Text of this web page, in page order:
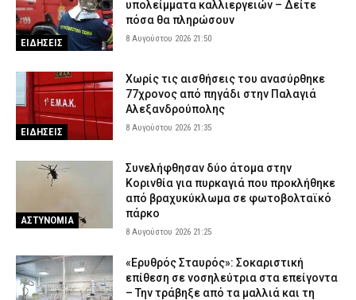
Ελλάδα
ΑΣΤΥΝΟΜΙΑ 8 Αυγούστου 2026 14:04
Κέρκυρα
ΑΣΤΥΝΟΜΙΑ 8 Αυγούστου 2026 13:51
ΕΙΔΗΣΕΙΣ
υπολείμματα καλλιεργειών – Δείτε
πόσα θα πληρώσουν
8 Αυγούστου 2026 21:50
ΕΙΔΗΣΕΙΣ
Χωρίς τις αισθήσεις του ανασύρθηκε
77χρονος από πηγάδι στην Παλαγιά
Αλεξανδρούπολης
8 Αυγούστου 2026 21:35
ΑΣΤΥΝΟΜΙΑ
Συνελήφθησαν δύο άτομα στην
Κορινθία για πυρκαγιά που προκλήθηκε
από βραχυκύκλωμα σε φωτοβολταϊκό
πάρκο
8 Αυγούστου 2026 21:25
«Ερυθρός Σταυρός»: Σοκαριστική
επίθεση σε νοσηλεύτρια στα επείγοντα
– Την τράβηξε από τα μαλλιά και τη